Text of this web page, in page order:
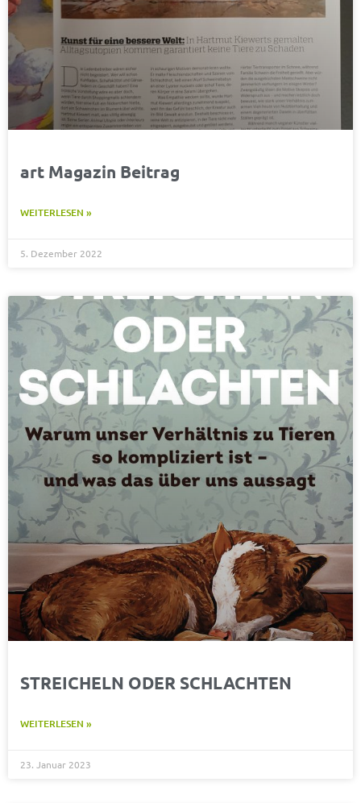
art Magazin Beitrag
WEITERLESEN »
5. Dezember 2022
STREICHELN ODER SCHLACHTEN
WEITERLESEN »
23. Januar 2023